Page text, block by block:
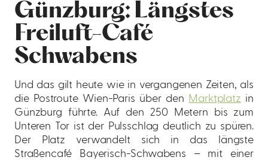
Günzburg: Längstes
Freiluft-Café
Schwabens
Und das gilt heute wie in vergangenen Zeiten, als
die Postroute Wien-Paris über den Marktplatz in
Günzburg führte. Auf den 250 Metern bis zum
Unteren Tor ist der Pulsschlag deutlich zu spüren.
Der Platz verwandelt sich in das längste
Straßencafé Bayerisch-Schwabens – mit einer